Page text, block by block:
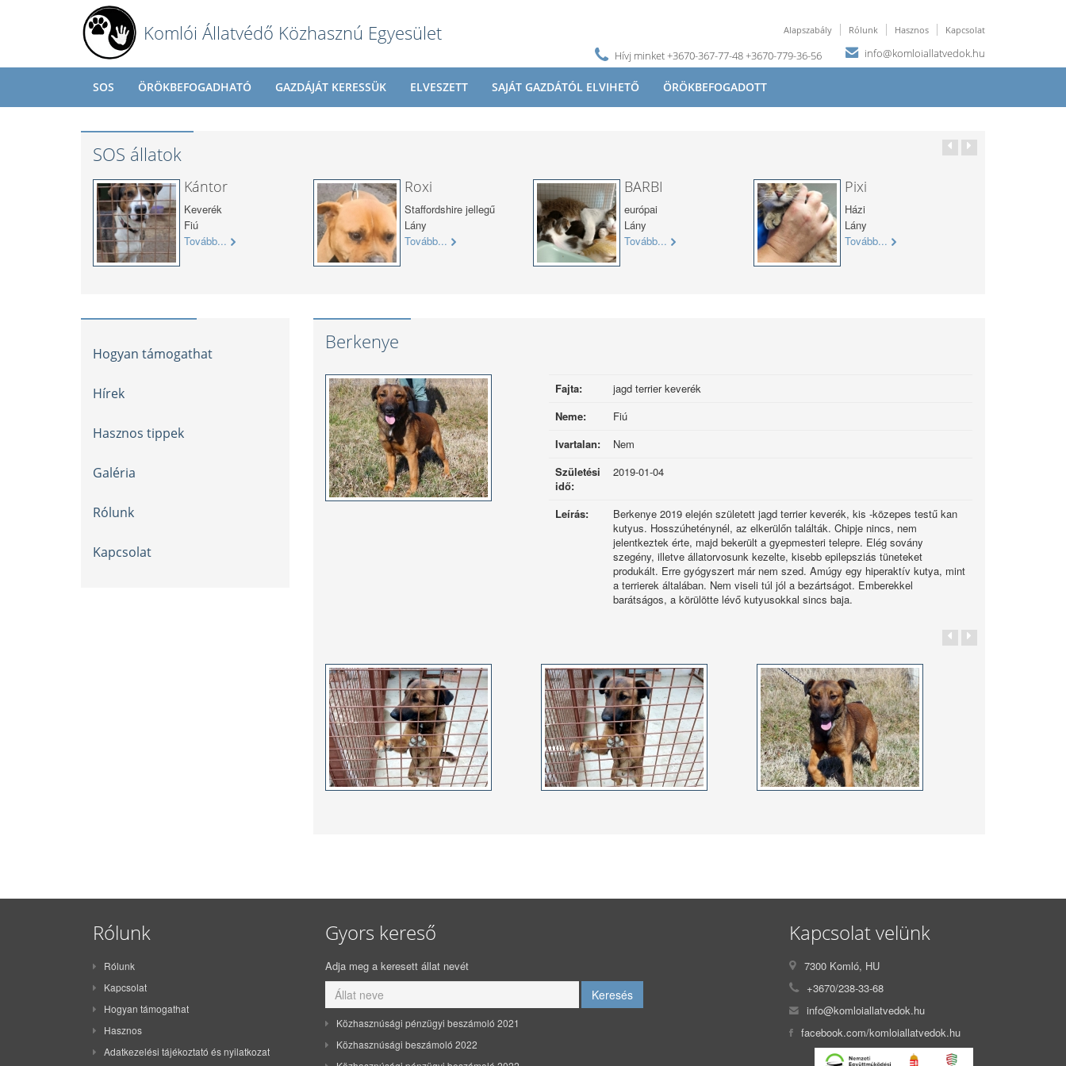
Komlói Állatvédő Közhasznú Egyesület Alapszabály Rólunk Hasznos Kapcsolat
Hívj minket +3670-367-77-48 +3670-779-36-56 info@komloiallatvedok.hu
SOS ÖRÖKBEFOGADHATÓ GAZDÁJÁT KERESSÜK ELVESZETT SAJÁT GAZDÁTÓL ELVIHETŐ ÖRÖKBEFOGADOTT
SOS állatok
Kántor
Keverék
Fiú
Tovább...
Roxi
Staffordshire jellegű
Lány
Tovább...
BARBI
európai
Lány
Tovább...
Pixi
Házi
Lány
Tovább...
Hogyan támogathat
Hírek
Hasznos tippek
Galéria
Rólunk
Kapcsolat
Berkenye
Fajta:
jagd terrier keverék
Neme:
Fiú
Ivartalan:
Nem
Születési
idő:
2019-01-04
Leírás:
Berkenye 2019 elején született jagd terrier keverék, kis -közepes testű kan
kutyus. Hosszúheténynél, az elkerülőn találták. Chipje nincs, nem
jelentkeztek érte, majd bekerült a gyepmesteri telepre. Elég sovány
szegény, illetve állatorvosunk kezelte, kisebb epilepsziás tüneteket
produkált. Erre gyógyszert már nem szed. Amúgy egy hiperaktív kutya, mint
a terrierek általában. Nem viseli túl jól a bezártságot. Emberekkel
barátságos, a körülötte lévő kutyusokkal sincs baja.
Rólunk
Rólunk
Kapcsolat
Hogyan támogathat
Hasznos
Adatkezelési tájékoztató és nyilatkozat
Gyors kereső
Adja meg a keresett állat nevét
Közhasznúsági pénzügyi beszámoló 2021
Közhasznúsági beszámoló 2022
Kapcsolat velünk
7300 Komló, HU
+3670/238-33-68
info@komloiallatvedok.hu
facebook.com/komloiallatvedok.hu